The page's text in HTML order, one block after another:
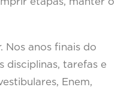
Nos anos finais do
disciplinas, tarefas e
Enem,